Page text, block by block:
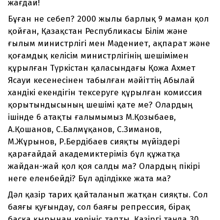
жағдай!
Бұған не себеп? 2000 жылы барлық 9 маман қол
қойған, Қазақстан Республикасы Білім және
ғылым министрлігі мен Мәдениет, ақпарат және
қоғамдық келісім министрлігінің шешімімен
құрылған Түркістан қаласындағы Қожа Ахмет
Ясауи кесенесінен табылған мәйіттің Абылай
хандікі екендігін тексеруге құрылған комиссия
қорытындысының шешімі қате ме? Олардың
ішінде 6 атақты ғалымымыз М.Қозыбаев,
А.Қошанов, С.Балмұқанов, С.Зиманов,
М.Жұрынов, Р.Бердібаев сияқты мүйіздері
қарағайдай академиктеріміз бұл құжатқа
жайдан-жай қол қоя салды ма? Олардың пікірі
неге еленбейді? Бұл әділдікке жата ма?
Дәл қазір тарих қайталанып жатқан сияқты. Сол
баяғы қуғындау, сол баяғы репрессия, бірақ